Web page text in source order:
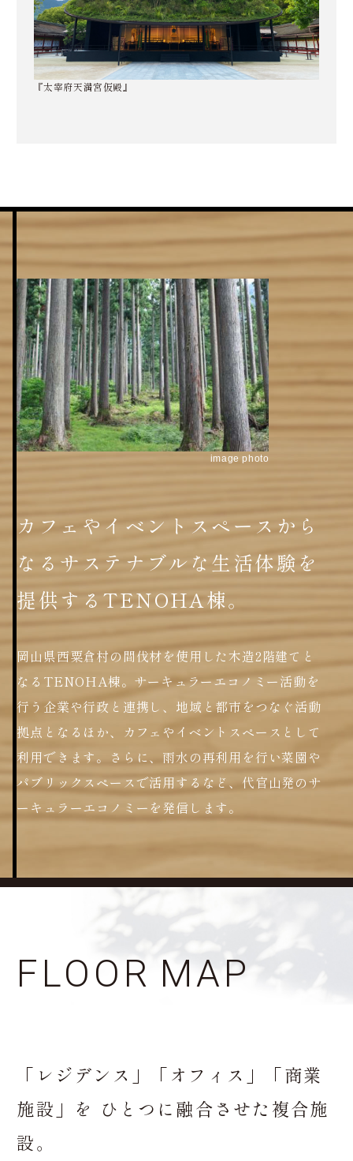
『太宰府天満宮仮殿』
image photo
カフェやイベントスペースから
なる サステナブルな生活体験を
提供するTENOHA棟。
岡山県西粟倉村の間伐材を使用した木造2階建てと
なるTENOHA棟。サーキュラーエコノミー活動を
行う企業や行政と連携し、地域と都市をつなぐ活動
拠点となるほか、カフェやイベントスペースとして
利用できます。さらに、雨水の再利用を行い菜園や
パブリックスペースで活用するなど、代官山発のサ
ーキュラーエコノミーを発信します。
FLOOR MAP
「レジデンス」「オフィス」「商業
施設」を ひとつに融合させた複合施
設。